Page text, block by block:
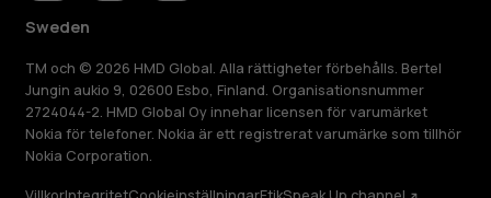
Sweden
TM och © 2026 HMD Global. Alla rättigheter förbehålls. Bertel
Jungin aukio 9, 02600 Esbo, Finland. Organisationsnummer
2724044-2. HMD Global Oy innehar licensen för varumärket
Nokia för telefoner. Nokia är ett registrerat varumärke som tillhör
Nokia Corporation.